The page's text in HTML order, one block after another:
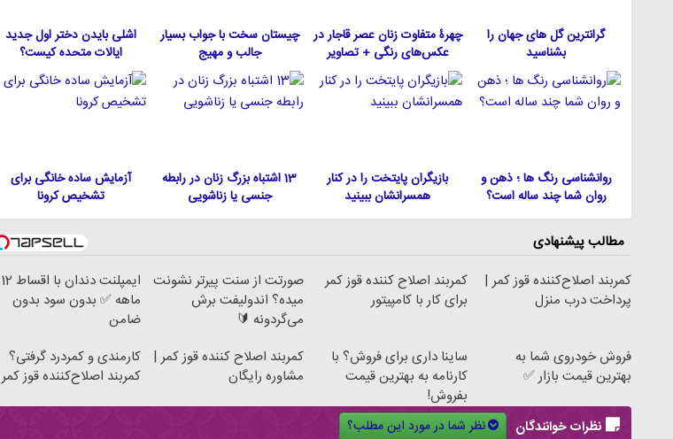
گرانترین گل های جهان را
بشناسید
چهرۀ متفاوت زنان عصر قاجار در
عکس‌های رنگی + تصاویر
چیستان سخت با جواب بسیار
جالب و مهیج
اشلی بایدن دختر اول جدید
ایالات متحده كيست؟
روانشناسی رنگ ها ؛ ذهن و
روان شما چند ساله است؟
بازیگران پایتخت را در کنار
همسرانشان ببینید
13 اشتباه بزرگ زنان در رابطه
جنسی یا زناشویی
آزمایش ساده خانگی برای
تشخیص کرونا
مطالب پیشنهادی
کمربند اصلاح‌کننده قوز کمر |
پرداخت درب منزل
کمربند اصلاح کننده قوز کمر
برای کار با کامپیتور
صورتت از سنت پیرتر نشونت
میده؟ اندولیفت برش
می‌گردونه 🔰
ایمپلنت دندان با اقساط 12
ماهه ✅ بدون سود بدون
ضامن
فروش خودروی شما به
بهترین قیمت بازار ✅
ساینا داری برای فروش؟ با
کارنامه به بهترین قیمت
بفروش!
کمربند اصلاح کننده قوز کمر |
مشاوره رایگان
کارمندی و کمردرد گرفتی؟
کمربند اصلاح‌کننده قوز کمر
نظرات خوانندگان
نظر شما در مورد این مطلب؟